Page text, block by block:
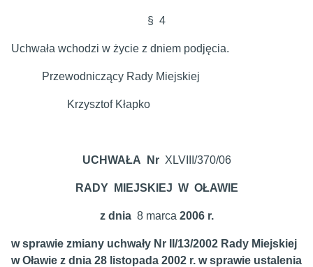
§ 4
Uchwała wchodzi w życie z dniem podjęcia.
Przewodniczący Rady Miejskiej
Krzysztof Kłapko
UCHWAŁA Nr XLVIII/370/06
RADY MIEJSKIEJ W OŁAWIE
z dnia 8 marca 2006 r.
w sprawie zmiany uchwały Nr II/13/2002 Rady Miejskiej
w Oławie z dnia 28 listopada 2002 r. w sprawie ustalenia